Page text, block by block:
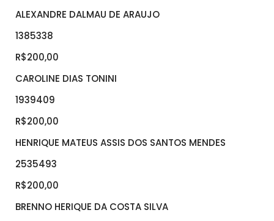
ALEXANDRE DALMAU DE ARAUJO
1385338
R$200,00
CAROLINE DIAS TONINI
1939409
R$200,00
HENRIQUE MATEUS ASSIS DOS SANTOS MENDES
2535493
R$200,00
BRENNO HERIQUE DA COSTA SILVA